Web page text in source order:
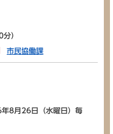
）
市民協働課
8月26日（水曜日）毎